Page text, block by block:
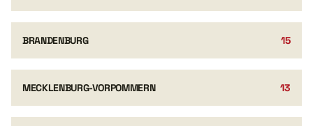
BRANDENBURG 15
MECKLENBURG-VORPOMMERN 13